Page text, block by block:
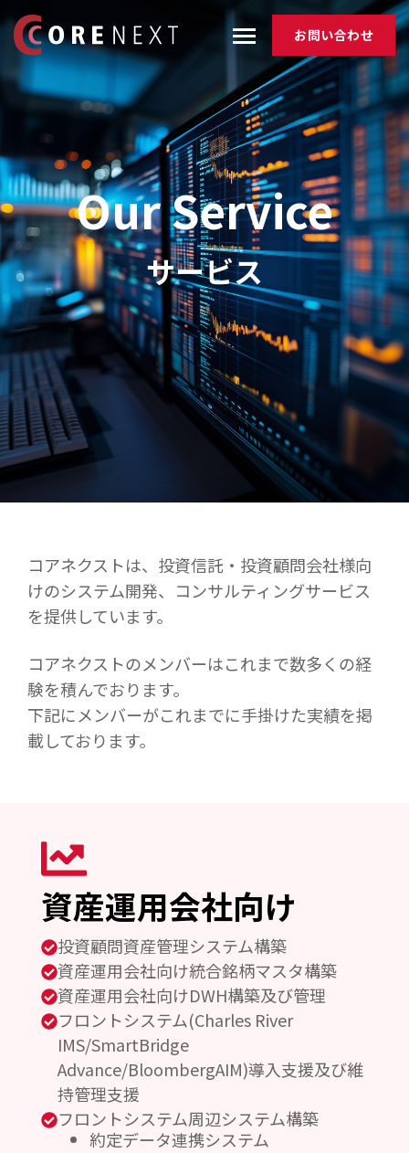
お問い合わせ
Our Service
サービス
コアネクストは、投資信託・投資顧問会社様向
けのシステム開発、コンサルティングサービス
を提供しています。
コアネクストのメンバーはこれまで数多くの経
験を積んでおります。
下記にメンバーがこれまでに手掛けた実績を掲
載しております。
資産運用会社向け
投資顧問資産管理システム構築
資産運用会社向け統合銘柄マスタ構築
資産運用会社向けDWH構築及び管理
フロントシステム(Charles River
IMS/SmartBridge
Advance/BloombergAIM)導入支援及び維
持管理支援
フロントシステム周辺システム構築
約定データ連携システム